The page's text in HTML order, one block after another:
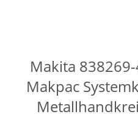
Makita
Makpac